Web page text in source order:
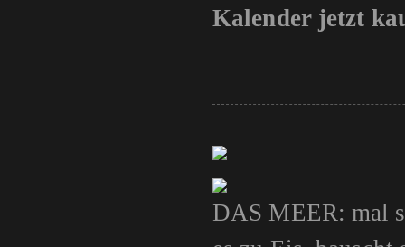
Kalender jetzt
DAS MEER: mal